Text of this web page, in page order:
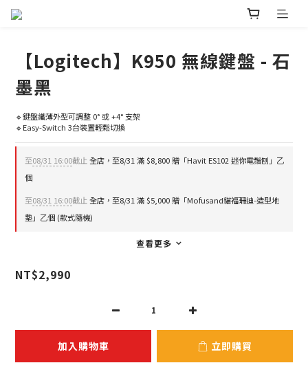
【Logitech】K950 無線鍵盤 - 石
墨黑
🔹鍵盤纖薄外型可調整 0° 或 +4° 支架
🔹Easy-Switch 3台裝置輕鬆切換
至08/31 16:00截止全店，至8/31 滿 $8,800 贈「Havit ES102 迷你電鬚刨」乙
個
至08/31 16:00截止全店，至8/31 滿 $5,000 贈「Mofusand貓福珊迪-造型地
墊」乙個 (款式隨機)
查看更多
NT$2,990
加入購物車 立即購買